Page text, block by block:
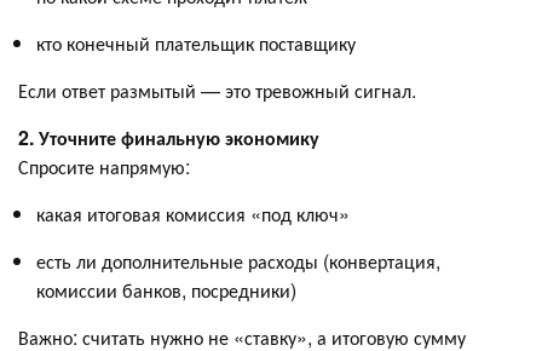
кто конечный плательщик поставщику
Если ответ размытый — это тревожный сигнал.
2. Уточните финальную экономику
Спросите напрямую:
какая итоговая комиссия «под ключ»
есть ли дополнительные расходы (конвертация,
комиссии банков, посредники)
Важно: считать нужно не «ставку», а итоговую сумму